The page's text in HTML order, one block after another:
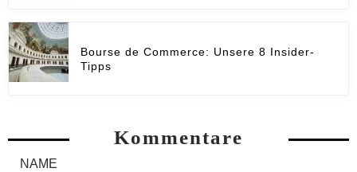
Bourse de Commerce: Unsere 8 Insider-
Tipps
Kommentare
NAME